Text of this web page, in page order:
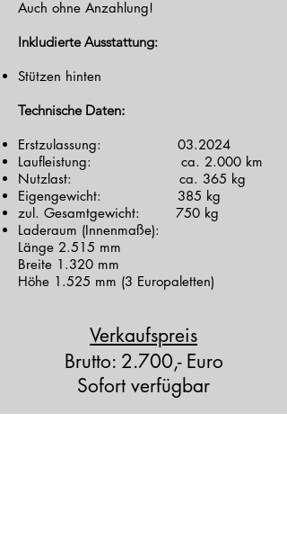
Auch ohne Anzahlung!
Inkludierte Ausstattung:
Stützen hinten
Technische Daten:
Erstzulassung: 03.2024
Laufleistung: ca. 2.000 km
Nutzlast: ca. 365 kg
Eigengewicht: 385 kg
zul. Gesamtgewicht: 750 kg
Laderaum (Innenmaße):
Länge 2.515 mm
Breite 1.320 mm
Höhe 1.525 mm (3 Europaletten)
Verkaufspreis
Brutto: 2.700,- Euro
Sofort verfügbar